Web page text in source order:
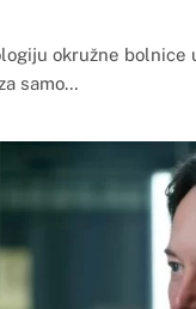
okružne bolnice
samo…